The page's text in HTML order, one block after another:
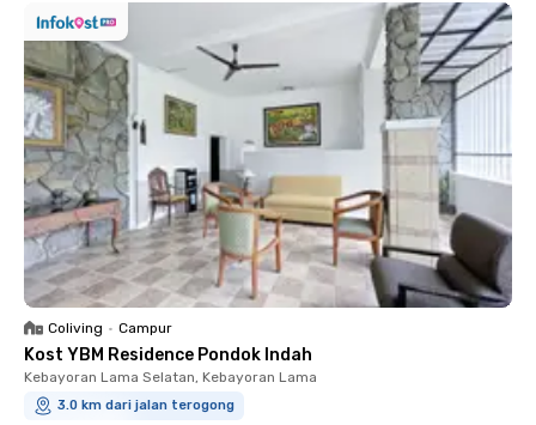
Coliving • Campur
Kost YBM Residence Pondok Indah
Kebayoran Lama Selatan, Kebayoran Lama
3.0 km dari jalan terogong